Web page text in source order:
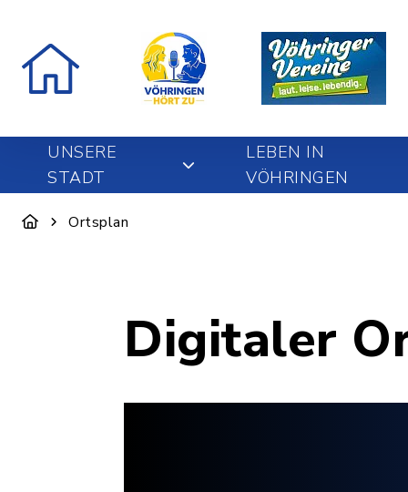
UNSERE
STADT
LEBEN IN
VÖHRINGEN
Ortsplan
Digitaler